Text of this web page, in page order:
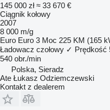
145 000 zł ≈ 33 670 €
Ciągnik kołowy
2007
8 000 m/g
Euro Euro 3 Moc 225 KM (165
Ładowacz czołowy ✓ Prędkość
540 obr./min
Polska, Sieradz
Ate Łukasz Odziemczewski
Kontakt z dealerem